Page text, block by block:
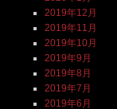
2019年12月
2019年11月
2019年10月
2019年9月
2019年8月
2019年7月
2019年6月